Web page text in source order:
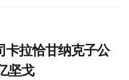
卡拉恰甘纳克子公
坚戈